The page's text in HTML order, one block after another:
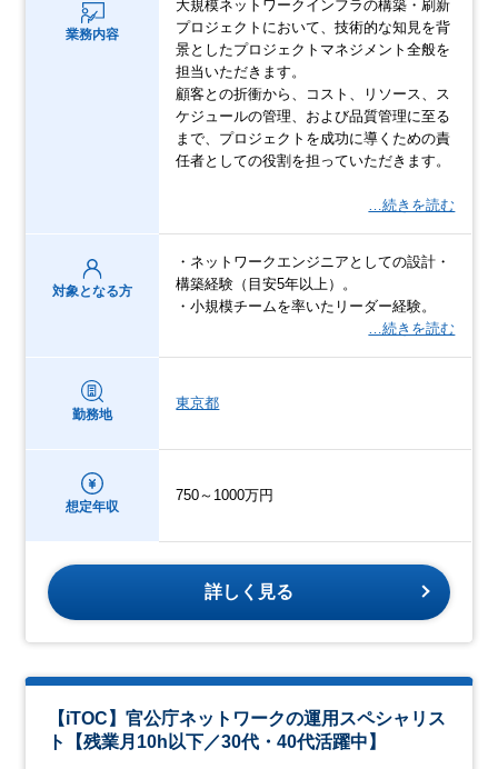
業務内容
大規模ネットワークインフラの構築・刷新
プロジェクトにおいて、技術的な知見を背
景としたプロジェクトマネジメント全般を
担当いただきます。
顧客との折衝から、コスト、リソース、ス
ケジュールの管理、および品質管理に至る
まで、プロジェクトを成功に導くための責
任者としての役割を担っていただきます。
…続きを読む
対象となる方
・ネットワークエンジニアとしての設計・
構築経験（目安5年以上）。
・小規模チームを率いたリーダー経験。
…続きを読む
勤務地
東京都
想定年収
750～1000万円
詳しく見る
【iTOC】官公庁ネットワークの運用スペシャリス
ト【残業月10h以下／30代・40代活躍中】